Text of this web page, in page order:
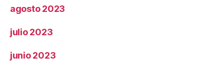
agosto 2023
julio 2023
junio 2023